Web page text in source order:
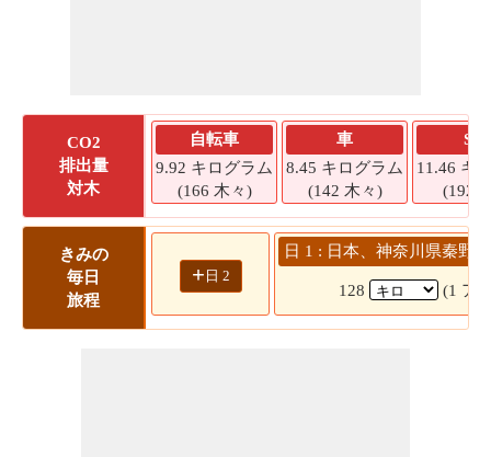
CO2
排出量
対木
自転車
9.92 キログラム
(166 木々)
車
8.45 キログラム
(142 木々)
11.46 キ
(192
きみの
毎日
旅程
+ 日 2
日 1 : 日本、神奈川県秦野
128 (1 ア